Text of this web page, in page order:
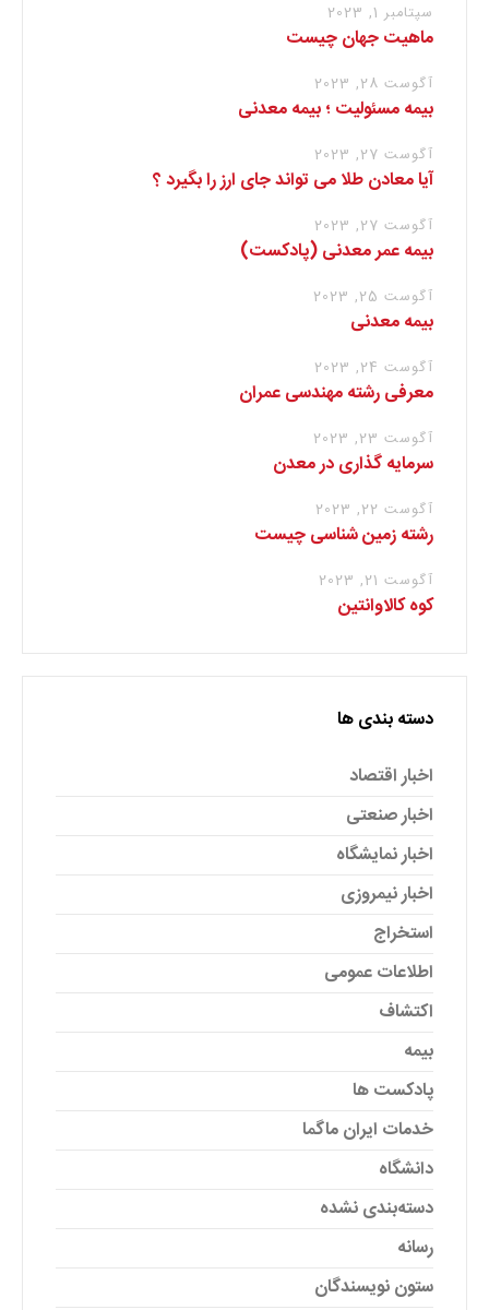
سپتامبر 1, 2023
ماهیت جهان چیست
آگوست 28, 2023
بیمه مسئولیت ؛ بیمه معدنی
آگوست 27, 2023
آیا معادن طلا می تواند جای ارز را بگیرد ؟
آگوست 27, 2023
بیمه عمر معدنی (پادکست)
آگوست 25, 2023
بیمه معدنی
آگوست 24, 2023
معرفی رشته مهندسی عمران
آگوست 23, 2023
سرمایه گذاری در معدن
آگوست 22, 2023
رشته زمین شناسی چیست
آگوست 21, 2023
کوه کالاوانتین
دسته بندی ها
اخبار اقتصاد
اخبار صنعتی
اخبار نمایشگاه
اخبار نیمروزی
استخراج
اطلاعات عمومی
اکتشاف
بیمه
پادکست ها
خدمات ایران ماگما
دانشگاه
دسته‌بندی نشده
رسانه
ستون نویسندگان